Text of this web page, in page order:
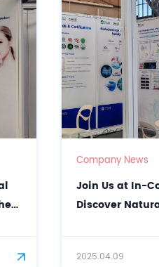
Company News
Join Us at In-
Discover
2025.04.09